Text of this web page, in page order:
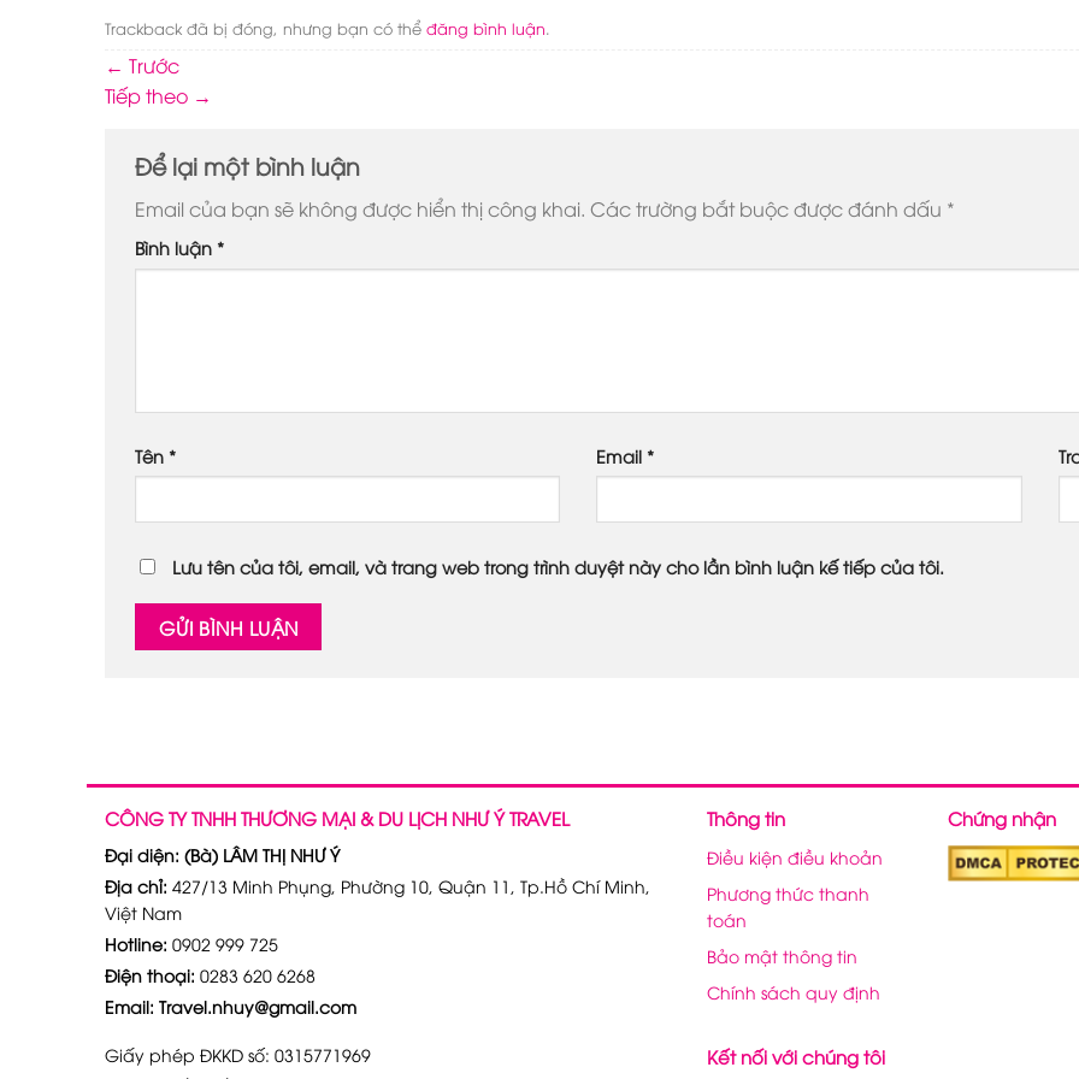
Trackback đã bị đóng, nhưng bạn có thể đăng bình luận.
← Trước
Tiếp theo →
Để lại một bình luận
Email của bạn sẽ không được hiển thị công khai. Các trường bắt buộc được đánh dấu *
Bình luận *
Tên * Email *
Lưu tên của tôi, email, và trang web trong trình duyệt này cho lần bình luận kế tiếp của tôi.
CÔNG TY TNHH THƯƠNG MẠI & DU LỊCH NHƯ Ý TRAVEL
Đại diện: (Bà) LÂM THỊ NHƯ Ý
Địa chỉ: 427/13 Minh Phụng, Phường 10, Quận 11, Tp.Hồ Chí Minh,
Việt Nam
Hotline: 0902 999 725
Điện thoại: 0283 620 6268
Email: Travel.nhuy@gmail.com
Thông tin
Điều kiện điều khoản
Phương thức thanh
toán
Bảo mật thông tin
Chính sách quy định
Chứng nhận
Giấy phép ĐKKD số: 0315771969
Kết nối với chúng tôi